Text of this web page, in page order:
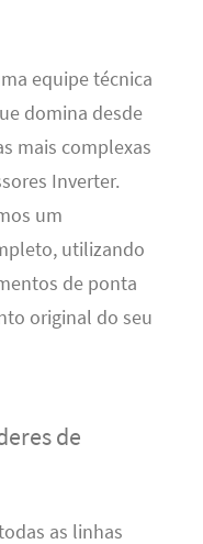
equipe técnica
domina desde
mais complexas
Inverter.
um
utilizando
de ponta
original do seu
de
as linhas